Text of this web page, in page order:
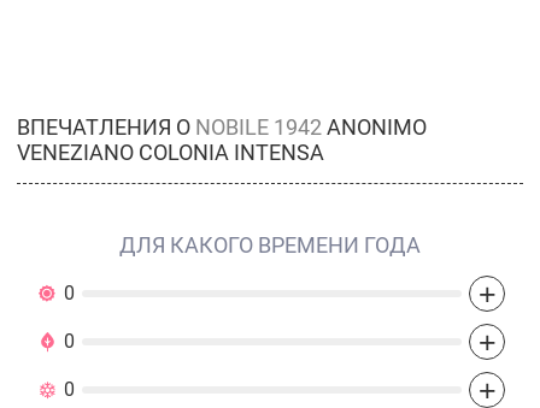
ВПЕЧАТЛЕНИЯ О NOBILE 1942 ANONIMO
VENEZIANO COLONIA INTENSA
ДЛЯ КАКОГО ВРЕМЕНИ ГОДА
0 +
0 +
0 +